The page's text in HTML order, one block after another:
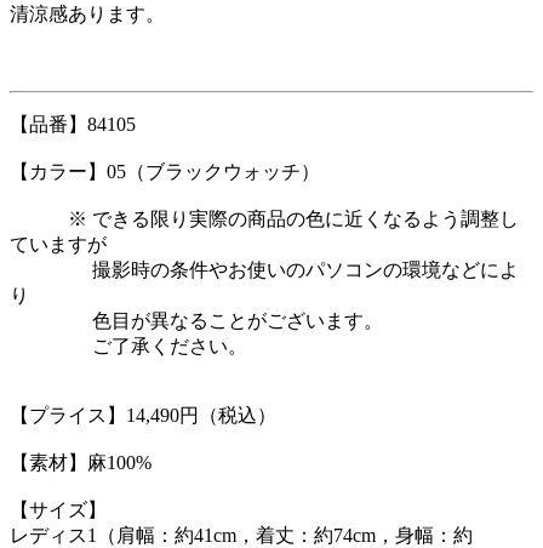
清涼感あります。
【品番】84105
【カラー】05（ブラックウォッチ）
※ できる限り実際の商品の色に近くなるよう調整し
ていますが
撮影時の条件やお使いのパソコンの環境などによ
り
色目が異なることがございます。
ご了承ください。
【プライス】14,490円（税込）
【素材】麻100%
【サイズ】
レディス1（肩幅：約41cm，着丈：約74cm，身幅：約